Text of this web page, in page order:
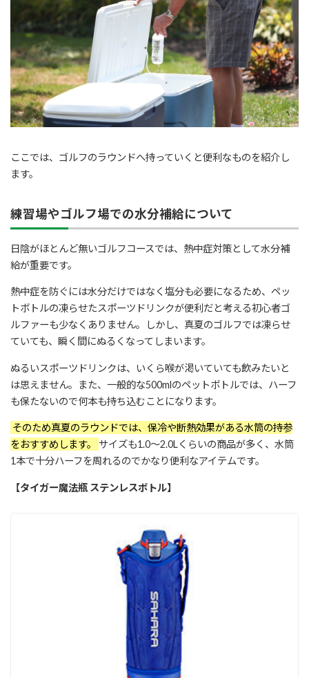
ここでは、ゴルフのラウンドへ持っていくと便利なものを紹介し
ます。
練習場やゴルフ場での水分補給について
日陰がほとんど無いゴルフコースでは、熱中症対策として水分補
給が重要です。
熱中症を防ぐには水分だけではなく塩分も必要になるため、ペッ
トボトルの凍らせたスポーツドリンクが便利だと考える初心者ゴ
ルファーも少なくありません。しかし、真夏のゴルフでは凍らせ
ていても、瞬く間にぬるくなってしまいます。
ぬるいスポーツドリンクは、いくら喉が渇いていても飲みたいと
は思えません。また、一般的な500mlのペットボトルでは、ハーフ
も保たないので何本も持ち込むことになります。
そのため真夏のラウンドでは、保冷や断熱効果がある水筒の持参
をおすすめします。 サイズも1.0〜2.0Lくらいの商品が多く、水筒
1本で十分ハーフを周れるのでかなり便利なアイテムです。
【タイガー魔法瓶 ステンレスボトル】